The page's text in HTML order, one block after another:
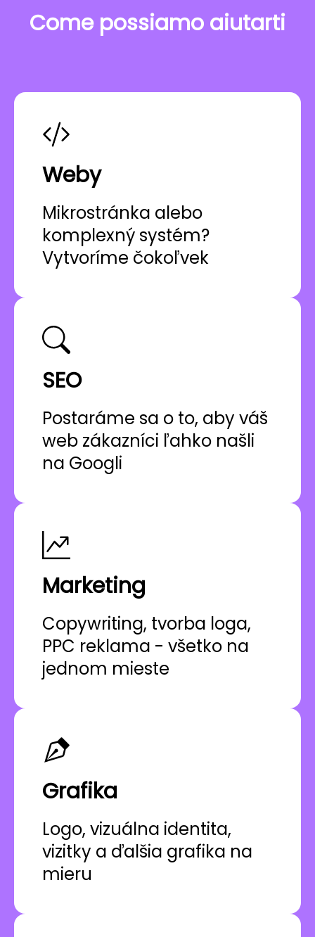
Come possiamo aiutarti
Weby
Mikrostránka alebo
komplexný systém?
Vytvoríme čokoľvek
SEO
Postaráme sa o to, aby váš
web zákazníci ľahko našli
na Googli
Marketing
Copywriting, tvorba loga,
PPC reklama - všetko na
jednom mieste
Grafika
Logo, vizuálna identita,
vizitky a ďalšia grafika na
mieru